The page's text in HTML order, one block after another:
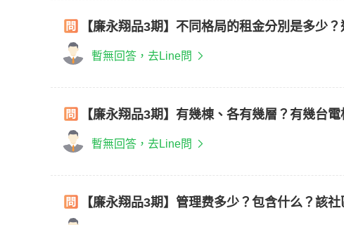
【廉永翔品3期】不同格局的租金分別是多少
暫無回答，去Line問
【廉永翔品3期】有幾棟、各有幾層？有幾台
暫無回答，去Line問
【廉永翔品3期】管理费多少？包含什么？該